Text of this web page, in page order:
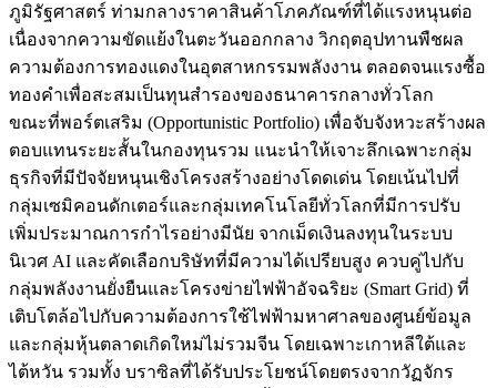
ภูมิรัฐศาสตร์ ท่ามกลางราคาสินค้าโภคภัณฑ์ที่ได้แรงหนุนต่อ
เนื่องจากความขัดแย้งในตะวันออกกลาง วิกฤตอุปทานพืชผล
ความต้องการทองแดงในอุตสาหกรรมพลังงาน ตลอดจนแรงซื้อ
ทองคำเพื่อสะสมเป็นทุนสำรองของธนาคารกลางทั่วโลก
ขณะที่พอร์ตเสริม (Opportunistic Portfolio) เพื่อจับจังหวะสร้างผล
ตอบแทนระยะสั้นในกองทุนรวม แนะนำให้เจาะลึกเฉพาะกลุ่ม
ธุรกิจที่มีปัจจัยหนุนเชิงโครงสร้างอย่างโดดเด่น โดยเน้นไปที่
กลุ่มเซมิคอนดักเตอร์และกลุ่มเทคโนโลยีทั่วโลกที่มีการปรับ
เพิ่มประมาณการกำไรอย่างมีนัย จากเม็ดเงินลงทุนในระบบ
นิเวศ AI และคัดเลือกบริษัทที่มีความได้เปรียบสูง ควบคู่ไปกับ
กลุ่มพลังงานยั่งยืนและโครงข่ายไฟฟ้าอัจฉริยะ (Smart Grid) ที่
เติบโตล้อไปกับความต้องการใช้ไฟฟ้ามหาศาลของศูนย์ข้อมูล
และกลุ่มหุ้นตลาดเกิดใหม่ไม่รวมจีน โดยเฉพาะเกาหลีใต้และ
ไต้หวัน รวมทั้ง บราซิลที่ได้รับประโยชน์โดยตรงจากวัฏจักร